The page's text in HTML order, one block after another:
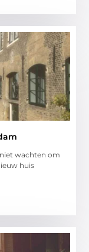
wachten om
huis